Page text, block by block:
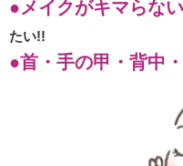
●メイクがキマらない
たい!!
●首・手の甲・背中